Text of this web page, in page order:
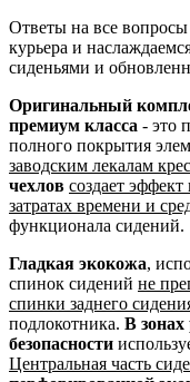
Ответы на все
курьера и
сиденьями и
Оригинальный
премиум класса - это
полного покрытия
заводским лекалам
чехлов создает
затратах времени и
функционала сидений.
Гладкая экокожа,
спинок сидений не
спинки заднего
подлокотника. В
безопасности
Центральная часть